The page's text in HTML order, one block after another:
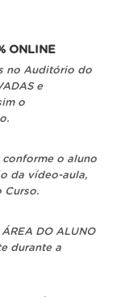
ONLINE
no Auditório do
e
o
o aluno
da vídeo-aula,
Curso.
DO ALUNO
durante a